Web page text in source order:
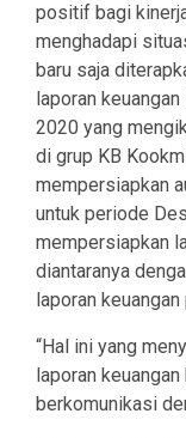
positif bagi
menghadapi
baru saja
laporan
2020 yang
di grup KB
mempersiapkan
untuk periode
mempersiapkan
diantaranya
laporan
“Hal ini yang
laporan
berkomunikasi